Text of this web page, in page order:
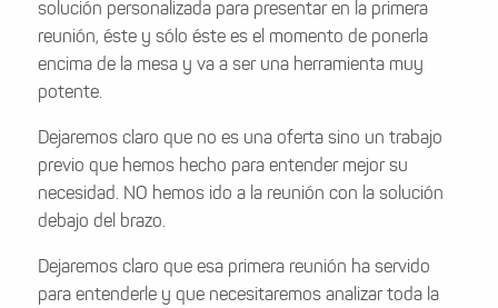
solución personalizada para presentar en la primera
reunión, éste y sólo éste es el momento de ponerla
encima de la mesa y va a ser una herramienta muy
potente.
Dejaremos claro que no es una oferta sino un trabajo
previo que hemos hecho para entender mejor su
necesidad. NO hemos ido a la reunión con la solución
debajo del brazo.
Dejaremos claro que esa primera reunión ha servido
para entenderle y que necesitaremos analizar toda la